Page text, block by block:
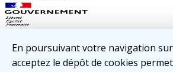
Nous Contacter
En poursuivant votre navigation
acceptez le dépôt de cookies